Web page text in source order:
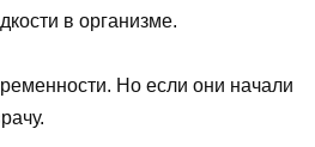
в организме.
Но если они начали